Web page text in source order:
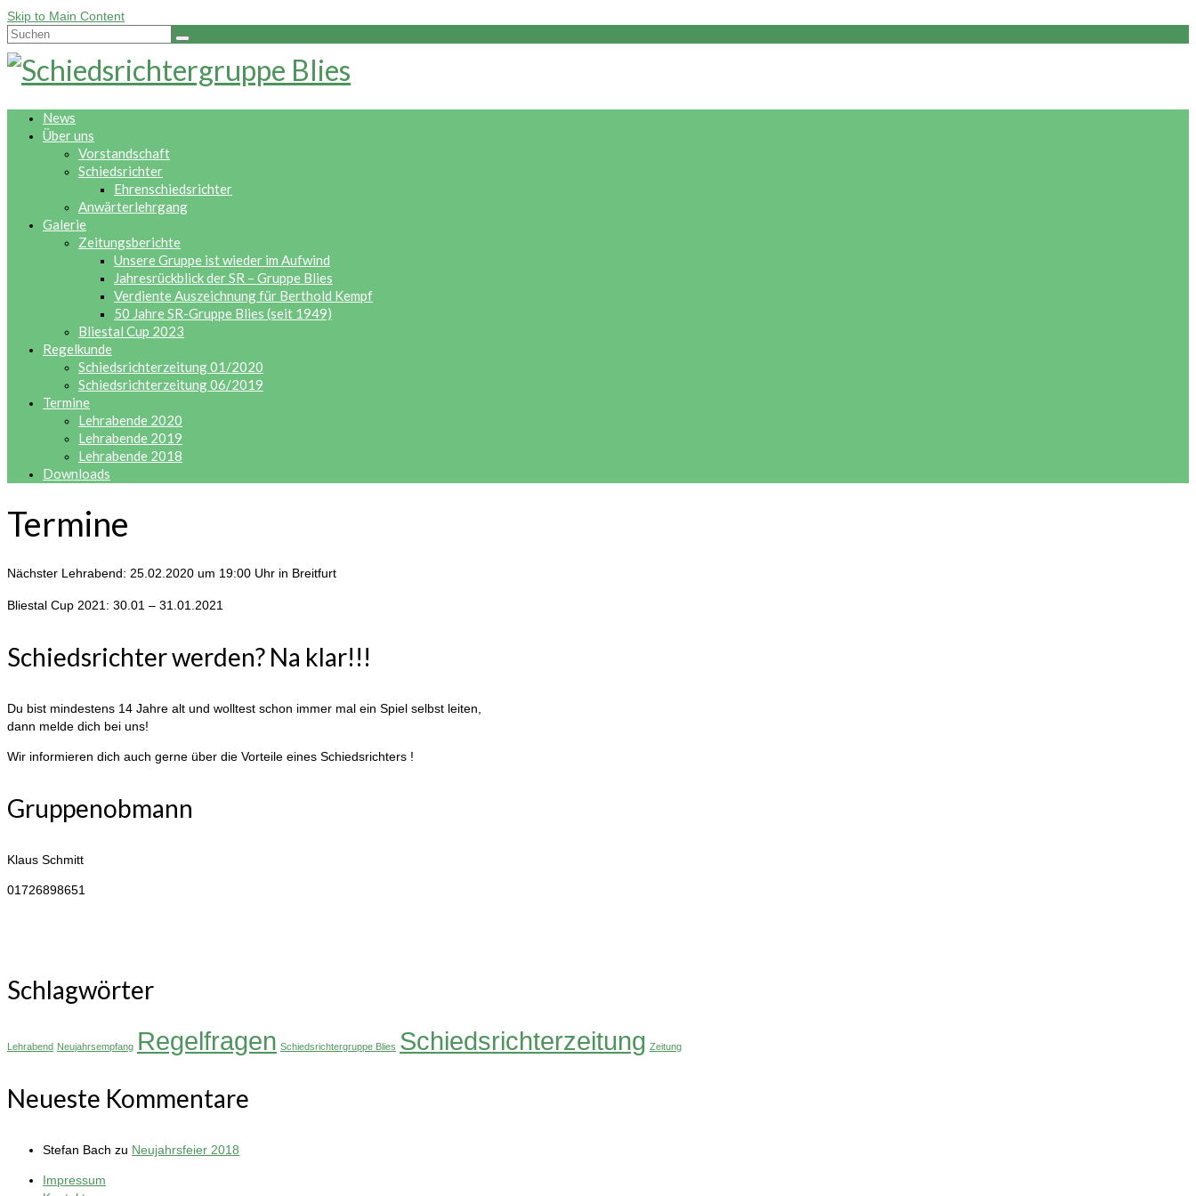
Skip to Main Content
Suche
nach:
News
Über uns
Vorstandschaft
Schiedsrichter
Ehrenschiedsrichter
Anwärterlehrgang
Galerie
Zeitungsberichte
Unsere Gruppe ist wieder im Aufwind
Jahresrückblick der SR – Gruppe Blies
Verdiente Auszeichnung für Berthold Kempf
50 Jahre SR-Gruppe Blies (seit 1949)
Bliestal Cup 2023
Regelkunde
Schiedsrichterzeitung 01/2020
Schiedsrichterzeitung 06/2019
Termine
Lehrabende 2020
Lehrabende 2019
Lehrabende 2018
Downloads
Termine
Nächster Lehrabend: 25.02.2020 um 19:00 Uhr in Breitfurt
Bliestal Cup 2021: 30.01 – 31.01.2021
Schiedsrichter werden? Na klar!!!
Du bist mindestens 14 Jahre alt und wolltest schon immer mal ein Spiel selbst leiten,
dann melde dich bei uns!
Wir informieren dich auch gerne über die Vorteile eines Schiedsrichters !
Gruppenobmann
Klaus Schmitt
01726898651
Schlagwörter
Lehrabend Neujahrsempfang Regelfragen Schiedsrichtergruppe Blies Schiedsrichterzeitung Zeitung
Neueste Kommentare
Stefan Bach zu Neujahrsfeier 2018
Impressum